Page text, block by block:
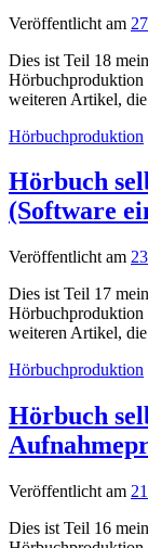
Veröffentlicht am
Dies ist Teil 18
weiteren Artikel,
Hörbuchproduktion
Hörbuch
(Software
Veröffentlicht am
Dies ist Teil 17
weiteren Artikel,
Hörbuchproduktion
Hörbuch
Veröffentlicht am
Dies ist Teil 16